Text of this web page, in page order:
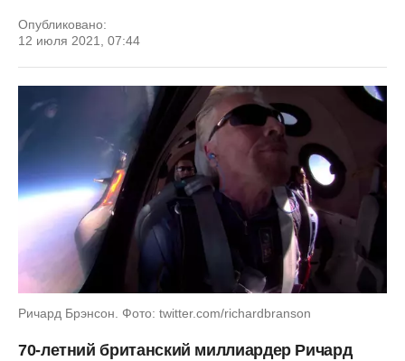
Опубликовано:
12 июля 2021, 07:44
Ричард Брэнсон. Фото: twitter.com/richardbranson
70-летний британский миллиардер Ричард